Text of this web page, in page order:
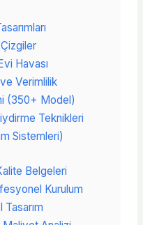
Havası
Verimlilik
(350+ Model)
Teknikleri
Sistemleri)
Belgeleri
Kurulum